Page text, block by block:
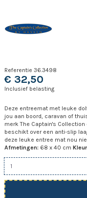
Referentie 36.3498
€ 32,50
Inclusief belasting
Deze entreemat met leuke
jou aan boord, caravan of
merk The Captain's
beschikt over een anti-slip
deze leuke entree mat nou
Afmetingen: 68 x 40 cm